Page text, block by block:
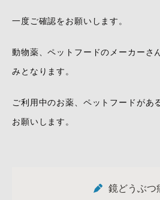
一度ご確認をお願いします。
動物薬、ペットフードのメーカーさ
みとなります。
ご利用中のお薬、ペットフードがあ
お願いします。
鏡どうぶつ